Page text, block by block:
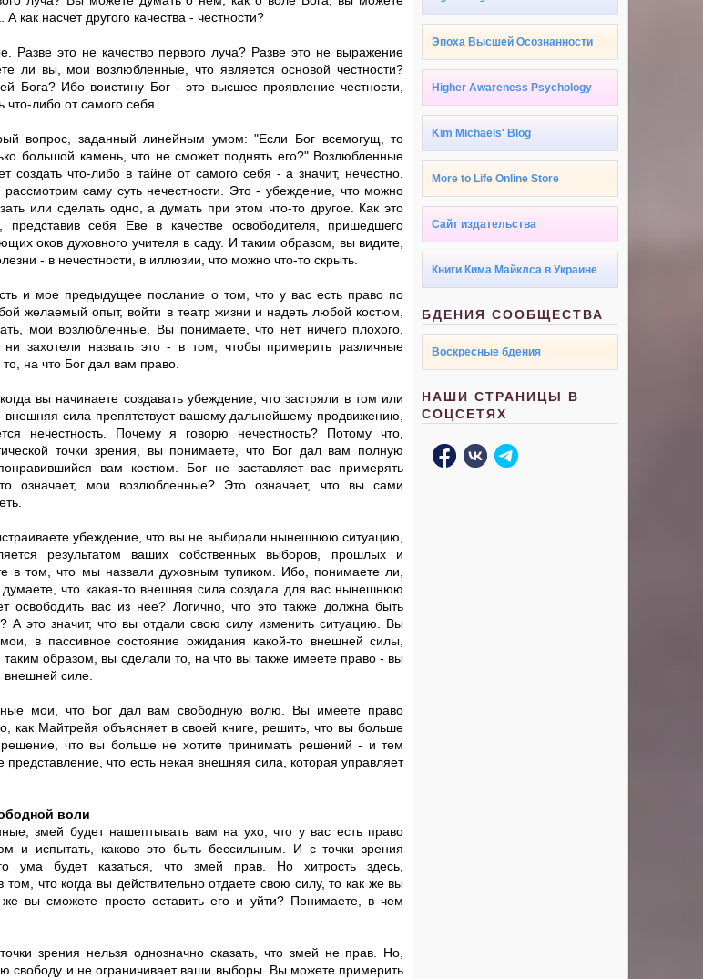
как насчет другого качества - честности?
Разве это не качество первого луча? Разве это не выражение
ли вы, мои возлюбленные, что является основой честности?
Бога? Ибо воистину Бог - это высшее проявление честности,
что-либо от самого себя.
вопрос, заданный линейным умом: "Если Бог всемогущ, то
большой камень, что не сможет поднять его?" Возлюбленные
что-либо в тайне от самого себя - а значит, нечестно.
саму суть нечестности. Это - убеждение, что можно
или сделать одно, а думать при этом что-то другое. Как это
представив себя Еве в качестве освободителя, пришедшего
оков духовного учителя в саду. И таким образом, вы видите,
- в нечестности, в иллюзии, что можно что-то скрыть.
и мое предыдущее послание о том, что у вас есть право по
желаемый опыт, войти в театр жизни и надеть любой костюм,
мои возлюбленные. Вы понимаете, что нет ничего плохого,
захотели назвать это - в том, чтобы примерить различные
на что Бог дал вам право.
вы начинаете создавать убеждение, что застряли в том или
внешняя сила препятствует вашему дальнейшему продвижению,
нечестность. Почему я говорю нечестность? Потому что,
точки зрения, вы понимаете, что Бог дал вам полную
вам костюм. Бог не заставляет вас примерять
означает, мои возлюбленные? Это означает, что вы сами
убеждение, что вы не выбирали нынешнюю ситуацию,
результатом ваших собственных выборов, прошлых и
в том, что мы назвали духовным тупиком. Ибо, понимаете ли,
что какая-то внешняя сила создала для вас нынешнюю
освободить вас из нее? Логично, что это также должна быть
А это значит, что вы отдали свою силу изменить ситуацию. Вы
в пассивное состояние ожидания какой-то внешней силы,
таким образом, вы сделали то, на что вы также имеете право - вы
внешней силе.
мои, что Бог дал вам свободную волю. Вы имеете право
как Майтрейя объясняет в своей книге, решить, что вы больше
что вы больше не хотите принимать решений - и тем
что есть некая внешняя сила, которая управляет
воли
змей будет нашептывать вам на ухо, что у вас есть право
и испытать, каково это быть бессильным. И с точки зрения
ума будет казаться, что змей прав. Но хитрость здесь,
что когда вы действительно отдаете свою силу, то как же вы
вы сможете просто оставить его и уйти? Понимаете, в чем
зрения нельзя однозначно сказать, что змей не прав. Но,
свободу и не ограничивает ваши выборы. Вы можете примерить
Эпоха Высшей Осознанности
Higher Awareness Psychology
Kim Michaels' Blog
More to Life Online Store
Сайт издательства
Книги Кима Майклса в Украине
БДЕНИЯ СООБЩЕСТВА
Воскресные бдения
НАШИ СТРАНИЦЫ В
СОЦСЕТЯХ